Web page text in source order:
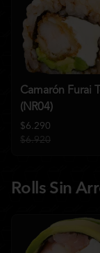
Camarón Furai
(NR04)
$6.290
$6.920
Rolls Sin